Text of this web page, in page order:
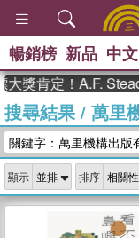
暢銷榜 新品 中文
定！A.F.
搜尋結果/ 萬里
關鍵字：萬里機構出版
顯示 排序